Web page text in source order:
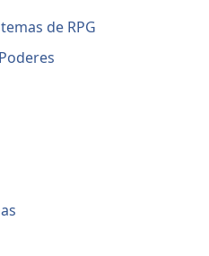
de RPG